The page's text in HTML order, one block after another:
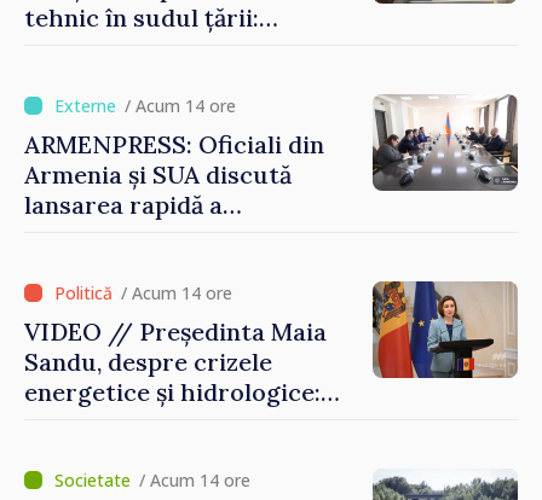
tehnic în sudul țării:
turc la Comrat
/ Acum 14 ore
ARMENPRESS: Oficiali din
Armenia și SUA discută
lansarea rapidă a
/ Acum 14 ore
VIDEO // Președinta Maia
Sandu, despre crizele
energetice și hidrologice:
consecințele”/ Acum 14 ore